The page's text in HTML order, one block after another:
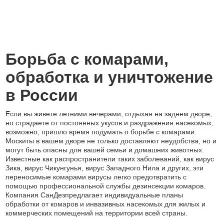
Борьба с комарами,
обработка и уничтожение
в России
Если вы живете летними вечерами, отдыхая на заднем дворе,
но страдаете от постоянных укусов и раздражения насекомых,
возможно, пришло время подумать о борьбе с комарами.
Москиты в вашем дворе не только доставляют неудобства, но и
могут быть опасны для вашей семьи и домашних животных.
Известные как распространители таких заболеваний, как вирус
Зика, вирус Чикунгунья, вирус Западного Нила и других, эти
переносимые комарами вирусы легко предотвратить с
помощью профессиональной службы дезинсекции комаров.
Компания СанДезпредлагает индивидуальные планы
обработки от комаров и инвазивных насекомых для жилых и
коммерческих помещений на территории всей страны.